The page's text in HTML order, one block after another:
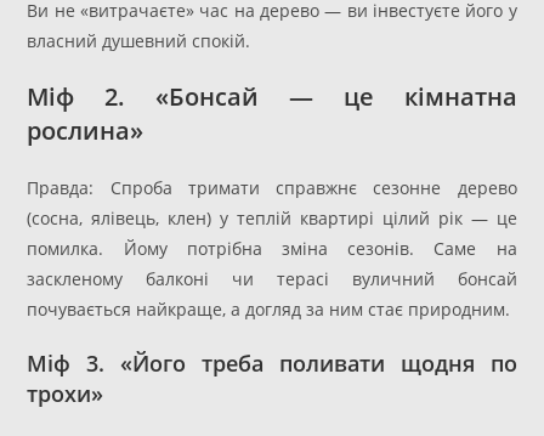
Ви не «витрачаєте» час на дерево — ви інвестуєте його у
власний душевний спокій.
Міф 2. «Бонсай — це кімнатна
рослина»
Правда: Спроба тримати справжнє сезонне дерево
(сосна, ялівець, клен) у теплій квартирі цілий рік — це
помилка. Йому потрібна зміна сезонів. Саме на
заскленому балконі чи терасі вуличний бонсай
почувається найкраще, а догляд за ним стає природним.
Міф 3. «Його треба поливати щодня по
трохи»